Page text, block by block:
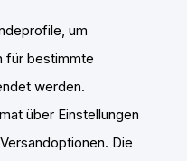
um
für bestimmte
werden.
über Einstellungen
Die